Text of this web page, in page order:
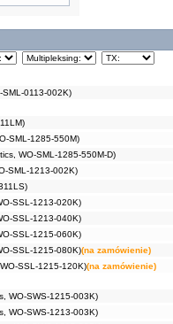
SML-0113-002K)
SML-1285-550M)
WO-SML-1285-550M-D)
SML-1213-002K)
SSL-1213-020K)
SSL-1213-040K)
SSL-1215-060K)
SSL-1215-080K)(na zamówienie)
SSL-1215-120K)(na zamówienie)
WO-SWS-1215-003K)
WO-SWS-1213-003K)